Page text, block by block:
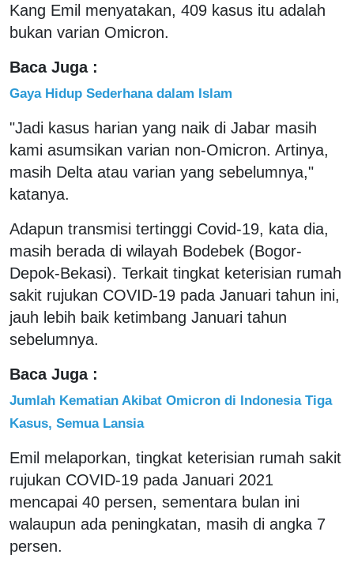
Kang Emil menyatakan, 409 kasus itu adalah
bukan varian Omicron.
Baca Juga :
Gaya Hidup Sederhana dalam Islam
"Jadi kasus harian yang naik di Jabar masih
kami asumsikan varian non-Omicron. Artinya,
masih Delta atau varian yang sebelumnya,"
katanya.
Adapun transmisi tertinggi Covid-19, kata dia,
masih berada di wilayah Bodebek (Bogor-
Depok-Bekasi). Terkait tingkat keterisian rumah
sakit rujukan COVID-19 pada Januari tahun ini,
jauh lebih baik ketimbang Januari tahun
sebelumnya.
Baca Juga :
Jumlah Kematian Akibat Omicron di Indonesia Tiga
Kasus, Semua Lansia
Emil melaporkan, tingkat keterisian rumah sakit
rujukan COVID-19 pada Januari 2021
mencapai 40 persen, sementara bulan ini
walaupun ada peningkatan, masih di angka 7
persen.